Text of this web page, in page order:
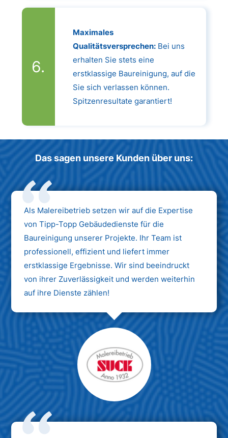
Maximales
Qualitätsversprechen:Bei uns
erhalten Sie stets eine
erstklassige Baureinigung, auf die
Sie sich verlassen können.
Spitzenresultate garantiert!
Das sagen unsere Kunden über uns:
Als Malereibetrieb setzen wir auf die Expertise
von Tipp-Topp Gebäudedienste für die
Baureinigung unserer Projekte. Ihr Team ist
professionell, effizient und liefert immer
erstklassige Ergebnisse. Wir sind beeindruckt
von ihrer Zuverlässigkeit und werden weiterhin
auf ihre Dienste zählen!